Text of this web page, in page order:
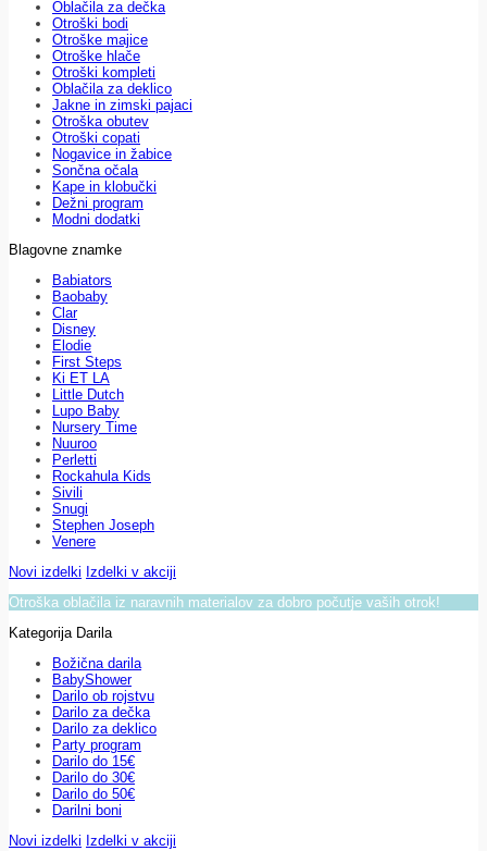
Oblačila za dečka
Otroški bodi
Otroške majice
Otroške hlače
Otroški kompleti
Oblačila za deklico
Jakne in zimski pajaci
Otroška obutev
Otroški copati
Nogavice in žabice
Sončna očala
Kape in klobučki
Dežni program
Modni dodatki
Blagovne znamke
Babiators
Baobaby
Clar
Disney
Elodie
First Steps
Ki ET LA
Little Dutch
Lupo Baby
Nursery Time
Nuuroo
Perletti
Rockahula Kids
Sivili
Snugi
Stephen Joseph
Venere
Novi izdelki Izdelki v akciji
Otroška oblačila iz naravnih materialov za dobro počutje vaših otrok!
Kategorija Darila
Božična darila
BabyShower
Darilo ob rojstvu
Darilo za dečka
Darilo za deklico
Party program
Darilo do 15€
Darilo do 30€
Darilo do 50€
Darilni boni
Novi izdelki Izdelki v akciji